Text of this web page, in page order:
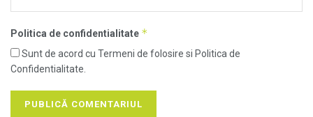
Politica de confidentialitate *
Sunt de acord cu Termeni de folosire si Politica de
Confidentialitate.